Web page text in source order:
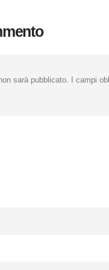
sarà pubblicato. I campi